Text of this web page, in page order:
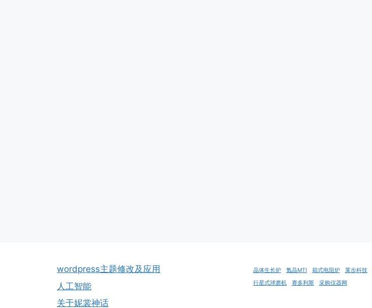
wordpress主题修改及应用
人工智能
关于妮裳神话
晶体生长炉 氪晶MTI 箱式电阻炉 莱步科技
行星式球磨机
赛多利斯 采购仪器网